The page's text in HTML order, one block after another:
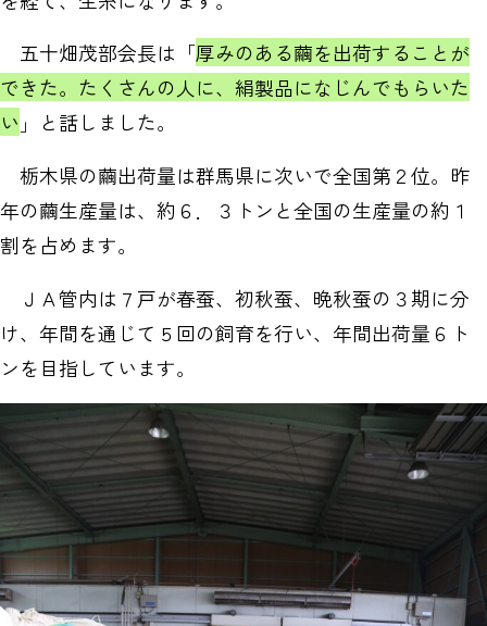
五十畑茂部会長は「厚みのある繭を出荷することが
できた。たくさんの人に、絹製品になじんでもらいた
い 」と話しました。
栃木県の繭出荷量は群馬県に次いで全国第２位。昨
年の繭生産量は、約６．３トンと全国の生産量の約１
割を占めます。
ＪＡ管内は７戸が春蚕、初秋蚕、晩秋蚕の３期に分
け、年間を通じて５回の飼育を行い、年間出荷量６ト
ンを目指しています。